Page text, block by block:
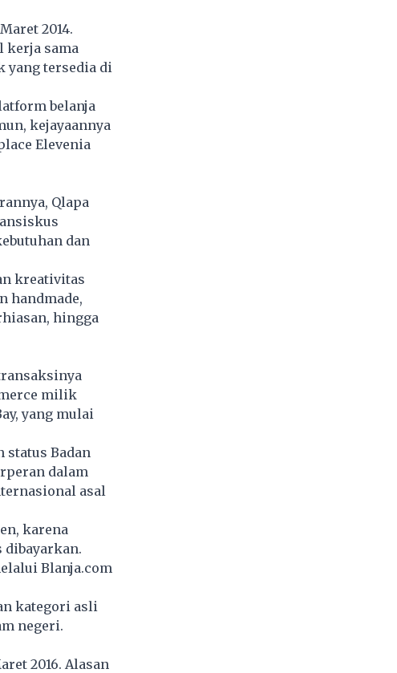
2014.
kerja sama
yang tersedia di
belanja
kejayaannya
Elevenia
Qlapa
dan
kreativitas
handmade,
hingga
milik
yang mulai
status Badan
dalam
asal
karena
dibayarkan.
Blanja.com
kategori asli
negeri.
2016. Alasan